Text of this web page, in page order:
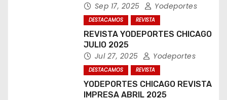
Sep 17, 2025 Yodeportes
DESTACAMOS REVISTA
REVISTA YODEPORTES CHICAGO
JULIO 2025
Jul 27, 2025 Yodeportes
DESTACAMOS REVISTA
YODEPORTES CHICAGO REVISTA
IMPRESA ABRIL 2025